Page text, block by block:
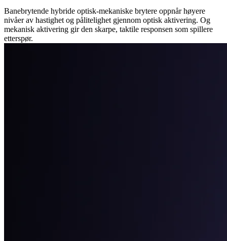
Banebrytende hybride optisk-mekaniske brytere oppnår høyere
nivåer av hastighet og pålitelighet gjennom optisk aktivering. Og
mekanisk aktivering gir den skarpe, taktile responsen som spillere
etterspør.